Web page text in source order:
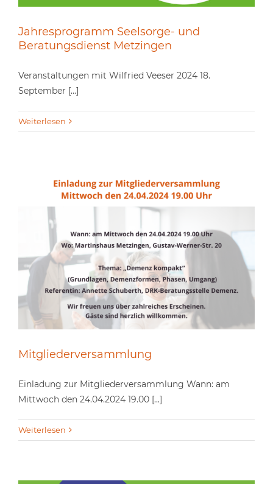
Jahresprogramm Seelsorge- und
Beratungsdienst Metzingen
Veranstaltungen mit Wilfried Veeser 2024 18.
September [...]
Weiterlesen
Mitgliederversammlung
Einladung zur Mitgliederversammlung Wann: am
Mittwoch den 24.04.2024 19.00 [...]
Weiterlesen